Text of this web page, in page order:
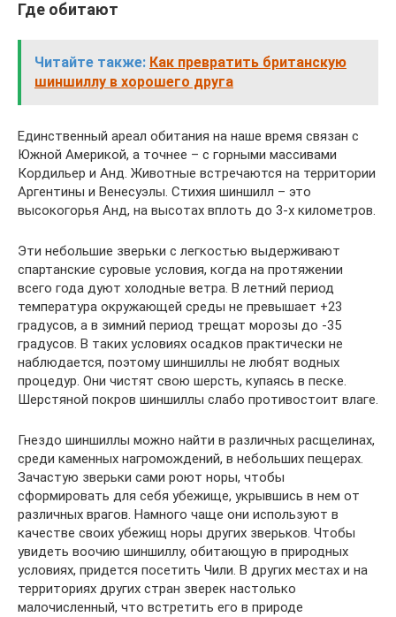
Где обитают
Читайте также: Как превратить британскую
шиншиллу в хорошего друга
Единственный ареал обитания на наше время связан с
Южной Америкой, а точнее – с горными массивами
Кордильер и Анд. Животные встречаются на территории
Аргентины и Венесуэлы. Стихия шиншилл – это
высокогорья Анд, на высотах вплоть до 3-х километров.
Эти небольшие зверьки с легкостью выдерживают
спартанские суровые условия, когда на протяжении
всего года дуют холодные ветра. В летний период
температура окружающей среды не превышает +23
градусов, а в зимний период трещат морозы до -35
градусов. В таких условиях осадков практически не
наблюдается, поэтому шиншиллы не любят водных
процедур. Они чистят свою шерсть, купаясь в песке.
Шерстяной покров шиншиллы слабо противостоит влаге.
Гнездо шиншиллы можно найти в различных расщелинах,
среди каменных нагромождений, в небольших пещерах.
Зачастую зверьки сами роют норы, чтобы
сформировать для себя убежище, укрывшись в нем от
различных врагов. Намного чаще они используют в
качестве своих убежищ норы других зверьков. Чтобы
увидеть воочию шиншиллу, обитающую в природных
условиях, придется посетить Чили. В других местах и на
территориях других стран зверек настолько
малочисленный, что встретить его в природе